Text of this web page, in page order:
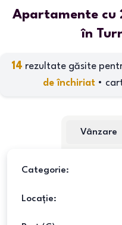
Apartamente cu
în
14 rezultate găsite
de închiriat •
Vânzare
Categorie:
Locație: